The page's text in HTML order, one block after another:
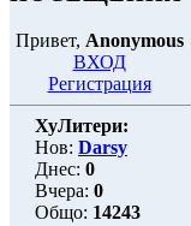
Привет, Anonymous
ВХОД
Регистрация
ХуЛитери:
Нов: Darsy
Днес: 0
Вчера: 0
Общо: 14243